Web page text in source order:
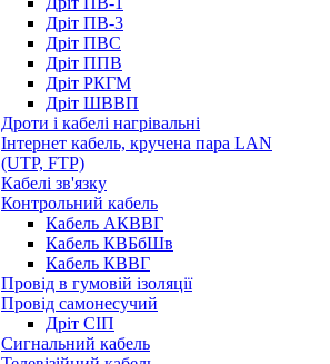
Дріт ПВ-3
Дріт ПВС
Дріт ППВ
Дріт РКГМ
Дріт ШВВП
Дроти і кабелі нагрівальні
Інтернет кабель, кручена пара LAN
(UTP, FTP)
Кабелі зв'язку
Контрольний кабель
Кабель АКВВГ
Кабель КВБбШв
Кабель КВВГ
Провід в гумовій ізоляції
Провід самонесучий
Дріт СІП
Сигнальний кабель